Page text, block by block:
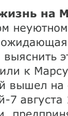
на
к Марсу
вышел на
7 августа